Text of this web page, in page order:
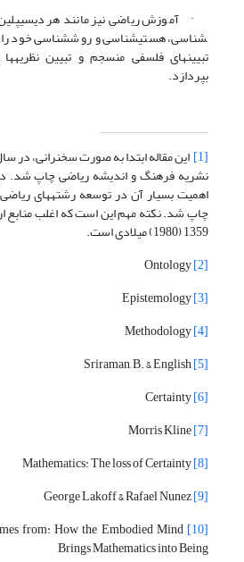
شناسی، هستی­شناسی و روش­شناسی خود را
تبیین­های فلسفی منسجم و تبیین نظریه­ها
بپردازد.
[1]
اهمیت بسیار آن در توسعه رشته­های
چاپ شد. نکته مهم این است که اغلب منابع
1359 (1980) میلادی است.
[2]
[3]
[4]
[5]
[6]
[7]
[8]
[9]
[10]
from: How the Embodied Mind
Brings Mathematics into Being